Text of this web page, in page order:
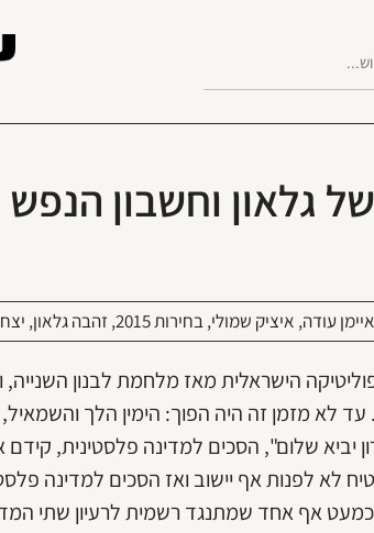
גלאון וחשבון הנפש
איימן עודה, איציק שמולי,בחירות 2015 ,זהבה גלאון,
הישראלית מאז מלחמת לבנון
שבירה ימינה. עד לא מזמן זה היה הפוך: הימין הלך
יביא שלום", הסכים למדינה פלסטינית,
לא לפנות אף יישוב ואז הסכים למדינה
אף אחד שמתנגד רשמית לרעיון שתי